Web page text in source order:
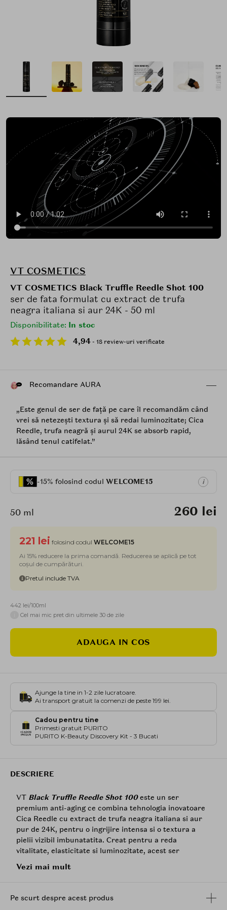
VT COSMETICS
VT COSMETICS Black Truffle Reedle Shot 100
ser de fata formulat cu extract de trufa
neagra italiana si aur 24K - 50 ml
Disponibilitate: In stoc
4,94 - 18 review-uri verificate
Recomandare AURA
„Este genul de ser de față pe care îl recomandăm când
vrei să netezești textura și să redai luminozitate; Cica
Reedle, trufa neagră și aurul 24K se absorb rapid,
lăsând tenul catifelat.”
-15% folosind codul WELCOME15 i
50 ml 260 lei
221 lei folosind codul WELCOME15
Ai 15% reducere la prima comandă. Reducerea se aplică pe tot
coșul de cumpărături.
Pretul include TVA
442 lei/100ml
Cel mai mic pret din ultimele 30 de zile
ADAUGA IN COS
Ajunge la tine in 1-2 zile lucratoare.
Ai transport gratuit la comenzi de peste 199 lei.
Cadou pentru tine
Primesti gratuit PURITO
PURITO K-Beauty Discovery Kit - 3 Bucati
DESCRIERE
VT Black Truffle Reedle Shot 100este un ser
premium anti-aging ce combina tehnologia inovatoare
Cica Reedle cu extract de trufa neagra italiana si aur
pur de 24K, pentru o ingrijire intensa si o textura a
pielii vizibil imbunatatita. Creat pentru a reda
vitalitate, elasticitate si luminozitate, acest ser
de revitalizare completa.
un sistem de livrare inspirat de micro-ace, ce foloseste
Vezi mai mult
Pe scurt despre acest produs